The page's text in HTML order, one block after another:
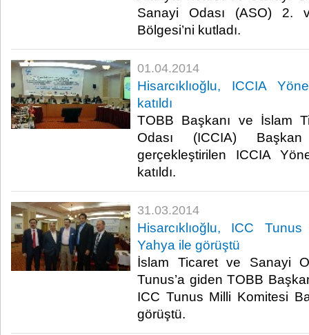
Sanayi Odası (ASO) 2.
Bölgesi’ni kutladı.​
01.04.2014
Hisarcıklıoğlu, ICCIA
katıldı
TOBB Başkanı ve İslam
Odası (ICCIA) Başkan
gerçekleştirilen ICCIA
katıldı. ​
31.03.2014
Hisarcıklıoğlu, ICC
Yahya ile görüştü
İslam Ticaret ve Sanayi
Tunus’a giden TOBB
ICC Tunus Milli Komitesi
görüştü.​